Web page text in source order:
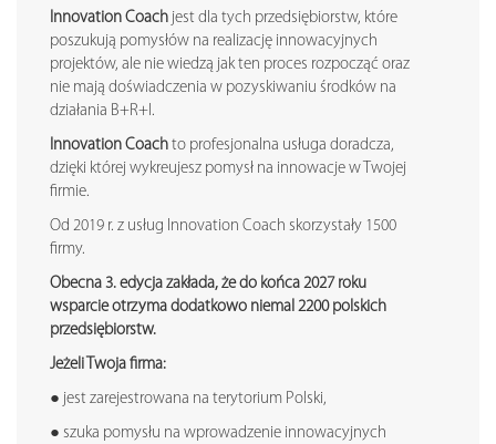
Innovation Coach jest dla tych przedsiębiorstw, które
poszukują pomysłów na realizację innowacyjnych
projektów, ale nie wiedzą jak ten proces rozpocząć oraz
nie mają doświadczenia w pozyskiwaniu środków na
działania B+R+I.
Innovation Coach to profesjonalna usługa doradcza,
dzięki której wykreujesz pomysł na innowacje w Twojej
firmie.
Od 2019 r. z usług Innovation Coach skorzystały 1500
firmy.
Obecna 3. edycja zakłada, że do końca 2027 roku
wsparcie otrzyma dodatkowo niemal 2200 polskich
przedsiębiorstw.
Jeżeli Twoja firma:
● jest zarejestrowana na terytorium Polski,
● szuka pomysłu na wprowadzenie innowacyjnych